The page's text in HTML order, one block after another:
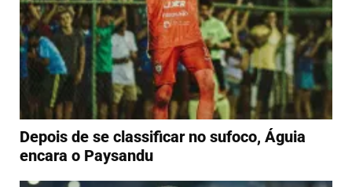
Depois de se classificar no sufoco, Águia
encara o Paysandu